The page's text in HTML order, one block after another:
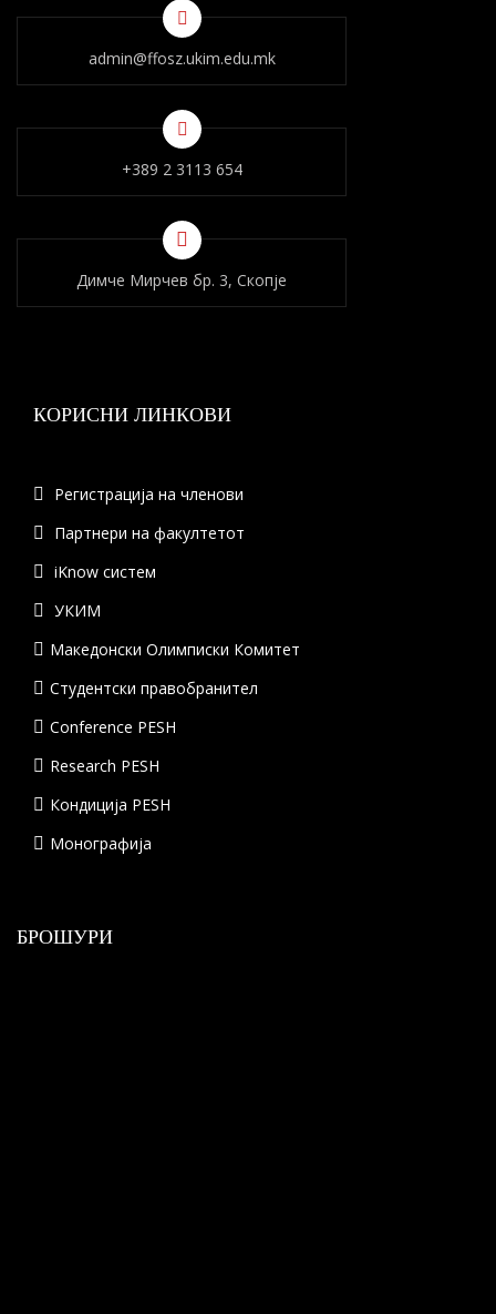
admin@ffosz.ukim.edu.mk
+389 2 3113 654
Димче Мирчев бр. 3, Скопје
КОРИСНИ ЛИНКОВИ
Регистрација на членови
Партнери на факултетот
iKnow систем
УКИМ
Македонски Олимписки Комитет
Студентски правобранител
Conference PESH
Research PESH
Кондиција PESH
Монографија
БРОШУРИ